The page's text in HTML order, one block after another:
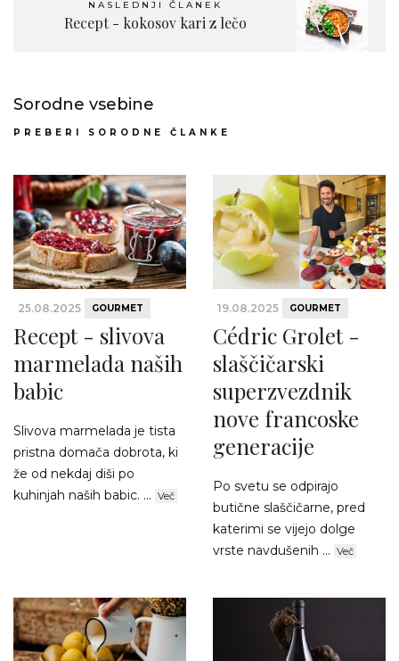
NASLEDNJI ČLANEK
Recept - kokosov kari z lečo
Sorodne vsebine
PREBERI SORODNE ČLANKE
25.08.2025 GOURMET
Recept - slivova
marmelada naših
babic
Slivova marmelada je tista
pristna domača dobrota, ki
že od nekdaj diši po
kuhinjah naših babic. ... Več
19.08.2025 GOURMET
Cédric Grolet -
slaščičarski
superzvezdnik
nove francoske
generacije
Po svetu se odpirajo
butične slaščičarne, pred
katerimi se vijejo dolge
vrste navdušenih ... Več